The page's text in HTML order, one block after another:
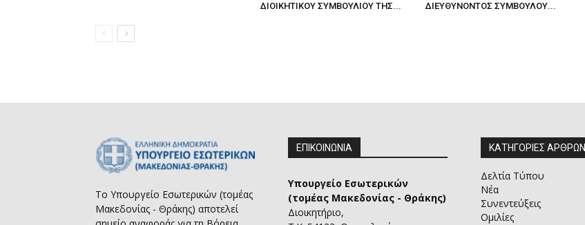
ΔΙΟΙΚΗΤΙΚΟΥ ΣΥΜΒΟΥΛΙΟΥ ΤΗΣ...
ΔΙΕΥΘΥΝΟΝΤΟΣ ΣΥΜΒΟΥΛΟΥ...
Το Υπουργείο Εσωτερικών (τομέας
Μακεδονίας - Θράκης) αποτελεί
ΕΠΙΚΟΙΝΩΝΙΑ
Υπουργείο Εσωτερικών
(τομέας Μακεδονίας - Θράκης)
Διοικητήριο,
ΚΑΤΗΓΟΡΙΕΣ ΑΡΘΡΩΝ
Δελτία Τύπου
Νέα
Συνεντεύξεις
Ομιλίες